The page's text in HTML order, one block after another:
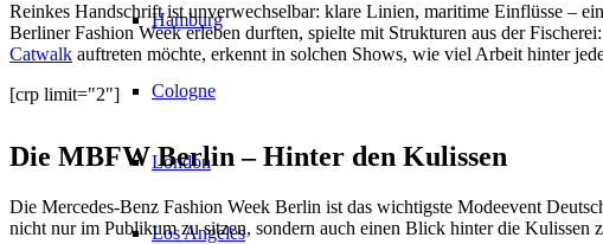
Hamburg
Cologne
London
Los Angeles
Reinkes Handschrift ist unverwechselbar: klare Linien, maritime Einflüsse –
Berliner Fashion Week erleben durften, spielte mit Strukturen aus der
Catwalk auftreten möchte, erkennt in solchen Shows, wie viel Arbeit hinter
[crp limit="2"]
Die MBFW Berlin – Hinter den Kulissen
Die Mercedes-Benz Fashion Week Berlin ist das wichtigste Modeevent
nicht nur im Publikum zu sitzen, sondern auch einen Blick hinter die Kulissen